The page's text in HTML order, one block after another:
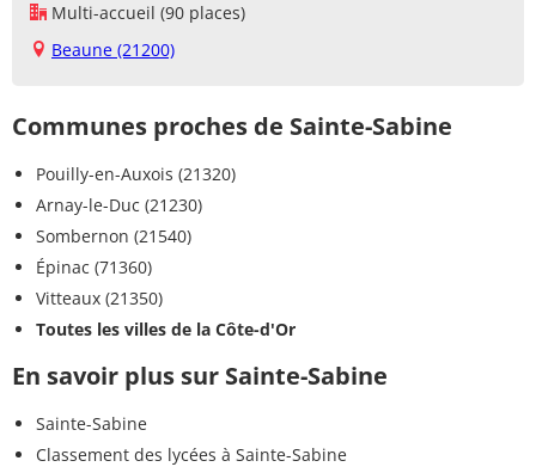
Multi-accueil (90 places)
Beaune (21200)
Communes proches de Sainte-Sabine
Pouilly-en-Auxois (21320)
Arnay-le-Duc (21230)
Sombernon (21540)
Épinac (71360)
Vitteaux (21350)
Toutes les villes de la Côte-d'Or
En savoir plus sur Sainte-Sabine
Sainte-Sabine
Classement des lycées à Sainte-Sabine